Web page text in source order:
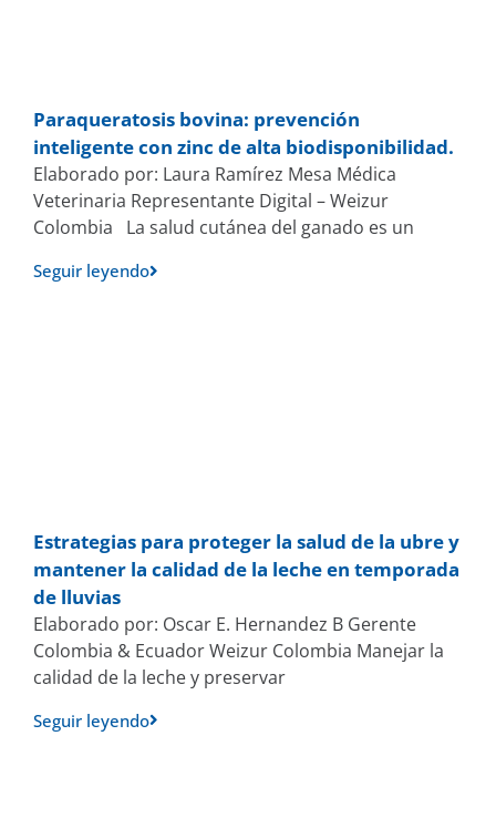
Paraqueratosis bovina: prevención
inteligente con zinc de alta biodisponibilidad.
Elaborado por: Laura Ramírez Mesa Médica
Veterinaria Representante Digital – Weizur
Colombia La salud cutánea del ganado es un
Seguir leyendo
Estrategias para proteger la salud de la ubre y
mantener la calidad de la leche en temporada
de lluvias
Elaborado por: Oscar E. Hernandez B Gerente
Colombia & Ecuador Weizur Colombia Manejar la
calidad de la leche y preservar
Seguir leyendo